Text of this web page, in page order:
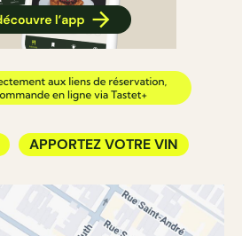
APPORTEZ VOTRE VIN